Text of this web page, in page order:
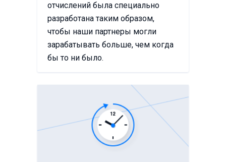
отчислений была специально
разработана таким образом,
чтобы наши партнеры могли
зарабатывать больше, чем когда
бы то ни было.